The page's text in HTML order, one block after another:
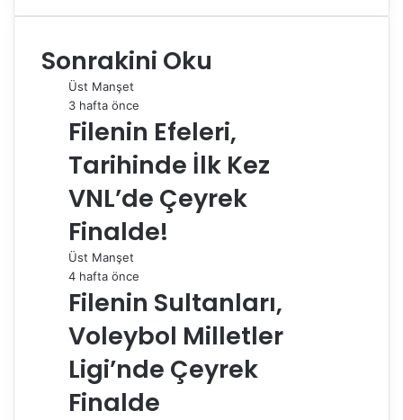
c
b
o
n
e
d
m
r
n
e
r
d
i
t
a
s
A
p
p
l
g
r
a
m
P
s
t
a
i
l
y
l
ş
z
ı
r
Sonrakini Oku
Üst Manşet
3 hafta önce
Filenin Efeleri,
Tarihinde İlk Kez
VNL’de Çeyrek
Finalde!
Üst Manşet
4 hafta önce
Filenin Sultanları,
Voleybol Milletler
Ligi’nde Çeyrek
Finalde